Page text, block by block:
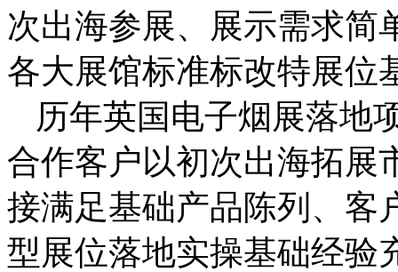
次出海参展、展示需求简
各大展馆标准标改特展位
历年英国电子烟展落地
合作客户以初次出海拓展
接满足基础产品陈列、客
型展位落地实操基础经验